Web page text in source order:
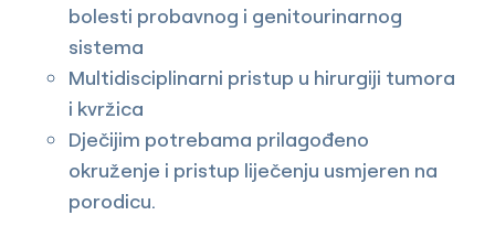
bolesti probavnog i genitourinarnog
sistema
Multidisciplinarni pristup u hirurgiji tumora
i kvržica
Dječijim potrebama prilagođeno
okruženje i pristup liječenju usmjeren na
porodicu.